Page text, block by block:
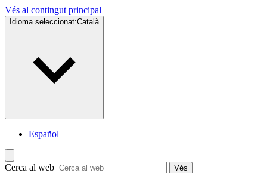
Vés al contingut principal
Idioma seleccionat:Català
Español
Cerca al web Vés